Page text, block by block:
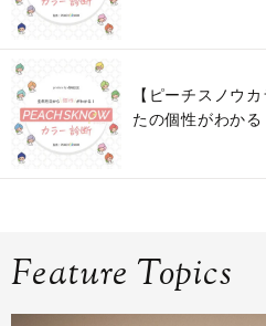
【ピーチスノウ
たの個性がわかる
Feature Topics